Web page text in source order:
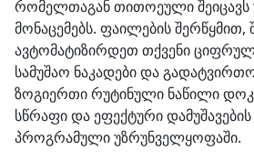
რომელთაგან თითოეული შეიცავს
მონაცემებს. ფაილების შერწყმით,
ავტომატიზირდეთ თქვენი
სამუშაო ნაკადები და
ზოგიერთი რუტინული ნაწილი
სწრაფი და ეფექტური
პროგრამული უზრუნველყოფაში.